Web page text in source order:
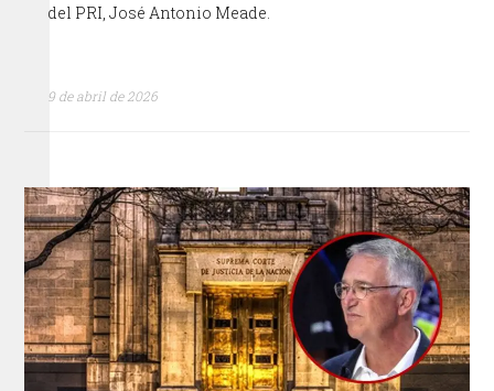
del PRI, José Antonio Meade.
9 de abril de 2026